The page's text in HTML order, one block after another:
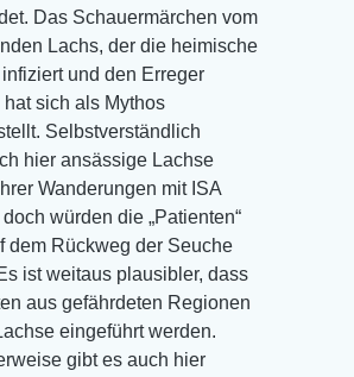
Das Schauermärchen vom
Lachs, der die heimische
und den Erreger
hat sich als Mythos
Selbstverständlich
hier ansässige Lachse
Wanderungen mit ISA
würden die „Patienten“
dem Rückweg der Seuche
ist weitaus plausibler, dass
aus gefährdeten Regionen
eingeführt werden.
gibt es auch hier